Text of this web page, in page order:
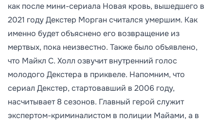
как после мини-сериала Новая кровь, вышедшего в
2021 году Декстер Морган считался умершим. Как
именно будет объяснено его возвращение из
мертвых, пока неизвестно. Также было объявлено,
что Майкл С. Холл озвучит внутренний голос
молодого Декстера в приквеле. Напомним, что
сериал Декстер, стартовавший в 2006 году,
насчитывает 8 сезонов. Главный герой служит
экспертом-криминалистом в полиции Майами, а в